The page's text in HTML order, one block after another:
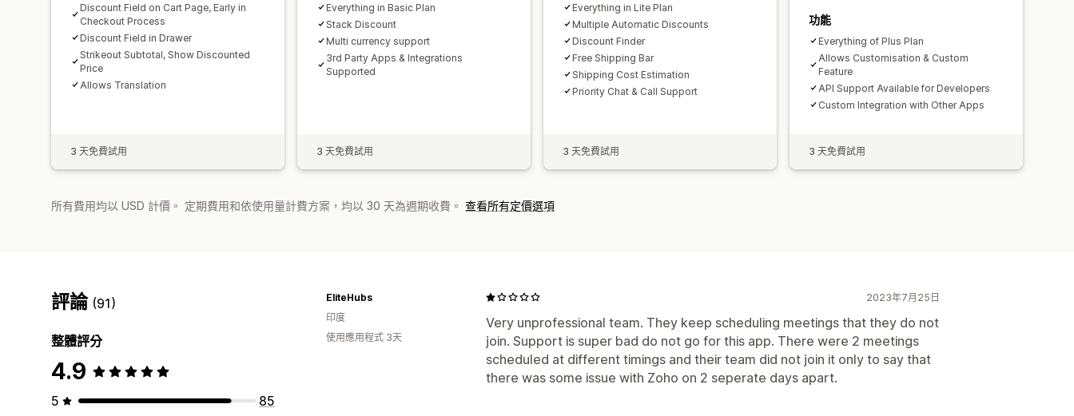
Discount Field on Cart Page, Early in
Checkout Process
Discount Field in Drawer
Strikeout Subtotal, Show Discounted
Price
Allows Translation
3 天免費試用
Everything in Basic Plan
Stack Discount
Multi currency support
3rd Party Apps & Integrations
Supported
3 天免費試用
Everything in Lite Plan
Multiple Automatic Discounts
Discount Finder
Free Shipping Bar
Shipping Cost Estimation
Priority Chat & Call Support
3 天免費試用
功能
Everything of Plus Plan
Allows Customisation & Custom
Feature
API Support Available for Developers
Custom Integration with Other Apps
3 天免費試用
所有費用均以 USD 計價。 定期費用和依使用量計費方案，均以 30 天為週期收費。 查看所有定價選項
評論 (91)
整體評分
4.9
5
85
2023年7月25日
Very unprofessional team. They keep scheduling meetings that they do not
join. Support is super bad do not go for this app. There were 2 meetings
scheduled at different timings and their team did not join it only to say that
there was some issue with Zoho on 2 seperate days apart.
EliteHubs
印度
使用應用程式 3天